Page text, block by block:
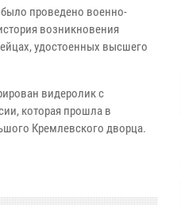
проведено военно-
возникновения
удостоенных высшего
видеролик с
которая прошла в
Кремлевского дворца.